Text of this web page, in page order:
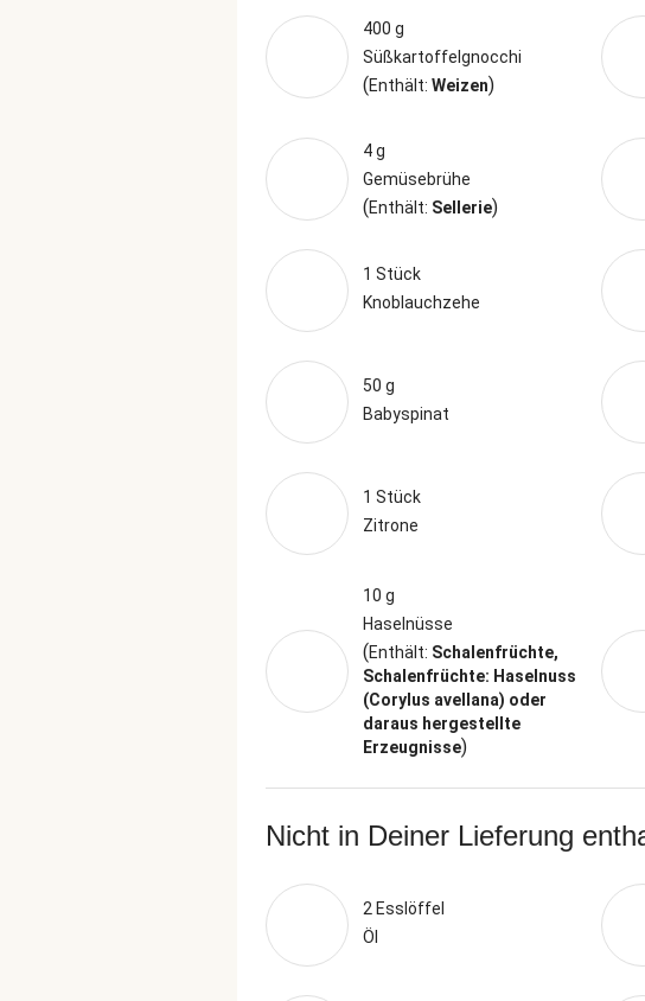
400 g
Süßkartoffelgnocchi
(Enthält: Weizen)
4 g
Gemüsebrühe
(Enthält: Sellerie)
1 Stück
Knoblauchzehe
50 g
Babyspinat
1 Stück
Zitrone
10 g
Haselnüsse
(Enthält: Schalenfrüchte,
Schalenfrüchte: Haselnuss
(Corylus avellana) oder
daraus hergestellte
Erzeugnisse)
Nicht in Deiner Lieferung
2 Esslöffel
Öl